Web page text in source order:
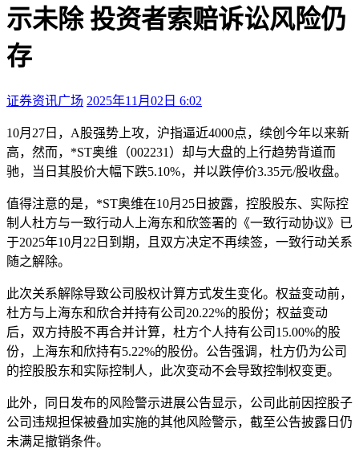
示未除 投资者索赔诉讼风险仍
存
证券资讯广场 2025年11月02日 6:02
10月27日，A股强势上攻，沪指逼近4000点，续创今年以来新
高，然而，*ST奥维（002231）却与大盘的上行趋势背道而
驰，当日其股价大幅下跌5.10%，并以跌停价3.35元/股收盘。
值得注意的是，*ST奥维在10月25日披露，控股股东、实际控
制人杜方与一致行动人上海东和欣签署的《一致行动协议》已
于2025年10月22日到期，且双方决定不再续签，一致行动关系
随之解除。
此次关系解除导致公司股权计算方式发生变化。权益变动前，
杜方与上海东和欣合并持有公司20.22%的股份；权益变动
后，双方持股不再合并计算，杜方个人持有公司15.00%的股
份，上海东和欣持有5.22%的股份。公告强调，杜方仍为公司
的控股股东和实际控制人，此次变动不会导致控制权变更。
此外，同日发布的风险警示进展公告显示，公司此前因控股子
公司违规担保被叠加实施的其他风险警示，截至公告披露日仍
未满足撤销条件。